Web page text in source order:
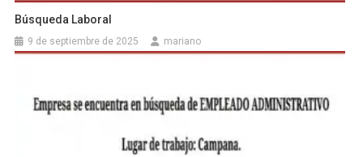
Búsqueda Laboral
9 de septiembre de 2025 mariano